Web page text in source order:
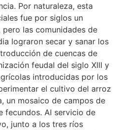
Por naturaleza, esta
fue por siglos un
las comunidades de
lograron secar y sanar los
de cuencas de
feudal del siglo XIII y
introducidas por los
el cultivo del arroz
un mosaico de campos de
fecundos. Al servicio de
junto a los tres ríos